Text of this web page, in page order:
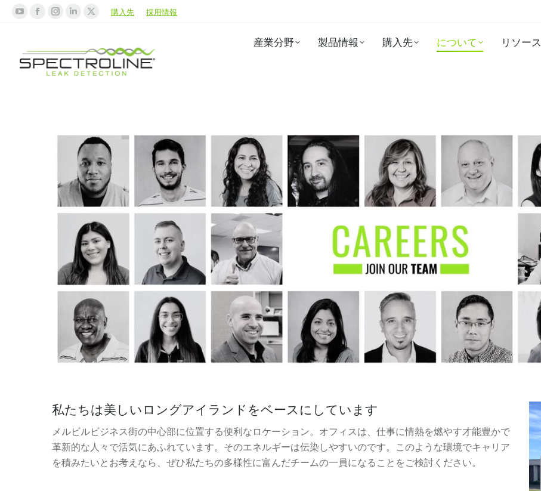
購入先 採用情報
産業分野 製品情報 購入先 について リソース
私たちは美しいロングアイランドをベースにしています
メルビルビジネス街の中心部に位置する便利なロケーション。オフィスは、仕事に情熱を燃やす才能豊かで
革新的な人々で活気にあふれています。そのエネルギーは伝染しやすいのです。このような環境でキャリア
を積みたいとお考えなら、ぜひ私たちの多様性に富んだチームの一員になることをご検討ください。